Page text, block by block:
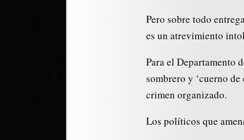
Pero sobre todo
es un atrevimiento
Para el Departamento
sombrero y ‘cuerno
crimen organizado.
Los políticos que